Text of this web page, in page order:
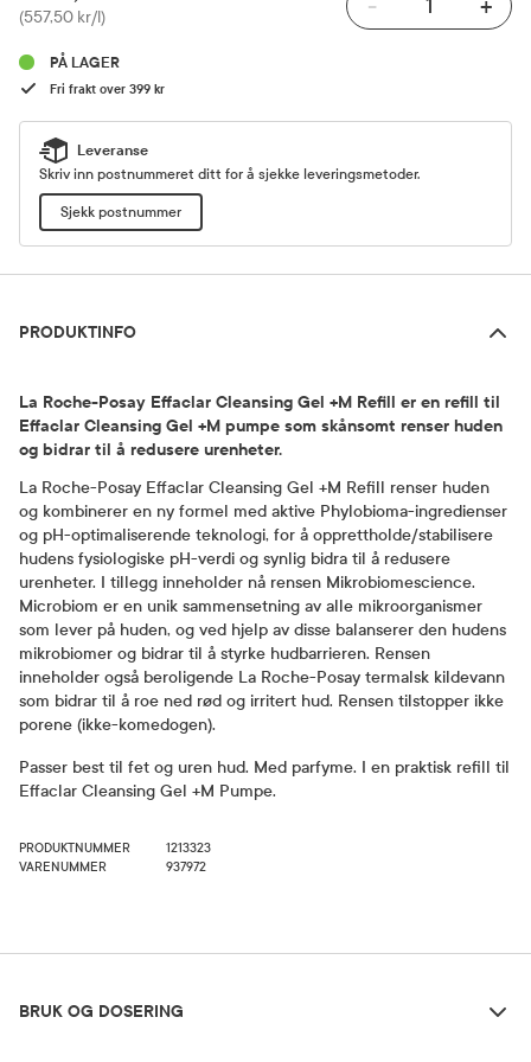
Pris
(557,50 kr/l) - +
PÅ LAGER
Fri frakt over 399 kr
Leveranse
Skriv inn postnummeret ditt for å sjekke leveringsmetoder.
Sjekk postnummer
PRODUKTINFO
La Roche-Posay Effaclar Cleansing Gel +M Refill er en refill til
Effaclar Cleansing Gel +M pumpe som skånsomt renser huden
og bidrar til å redusere urenheter.
La Roche-Posay Effaclar Cleansing Gel +M Refill renser huden
og kombinerer en ny formel med aktive Phylobioma-ingredienser
og pH-optimaliserende teknologi, for å opprettholde/stabilisere
hudens fysiologiske pH-verdi og synlig bidra til å redusere
urenheter. I tillegg inneholder nå rensen Mikrobiomescience.
Microbiom er en unik sammensetning av alle mikroorganismer
som lever på huden, og ved hjelp av disse balanserer den hudens
mikrobiomer og bidrar til å styrke hudbarrieren. Rensen
inneholder også beroligende La Roche-Posay termalsk kildevann
som bidrar til å roe ned rød og irritert hud. Rensen tilstopper ikke
porene (ikke-komedogen).
Passer best til fet og uren hud. Med parfyme. I en praktisk refill til
Effaclar Cleansing Gel +M Pumpe.
PRODUKTNUMMER
1213323
VARENUMMER
937972
BRUK OG DOSERING